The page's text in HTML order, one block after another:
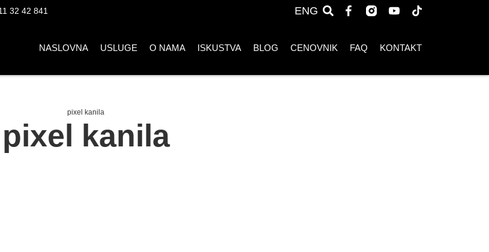
32 42 841 ENG
NASLOVNA USLUGE O NAMA ISKUSTVA BLOG CENOVNIK FAQ KONTAKT
pixel kanila
pixel kanila